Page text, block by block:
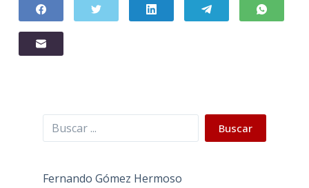
Buscar Buscar
Fernando Gómez Hermoso